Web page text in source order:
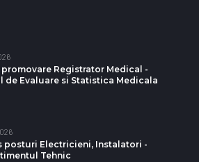
promovare Registrator Medical -
de Evaluare si Statistica Medicala
posturi Electricieni, Instalatori -
Tehnic